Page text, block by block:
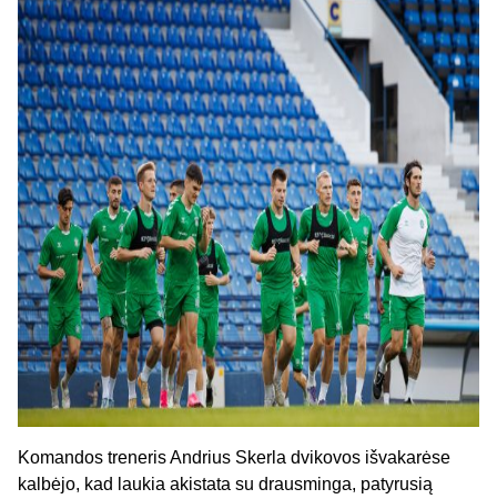
Komandos treneris Andrius Skerla dvikovos išvakarėse
kalbėjo, kad laukia akistata su drausminga, patyrusią